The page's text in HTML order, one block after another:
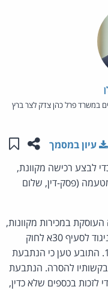
במשרד פרל כהן צדק לצר ברץ
שתפו
עיון במסמך
לבצע רכישה מקוונת,
(פסק-דין, שלום
במכירות מקוונות,
שלחה לו 28 הודעות פרסומיות בדוא"ל, בניגוד לסעיף 30א לחוק
התקשורת (בזק ושידורים), התשמ"ב-1982. התובע טען כי הנתבעת
להסרה. הנתבעת
לזכות בכספים שלא כדין,